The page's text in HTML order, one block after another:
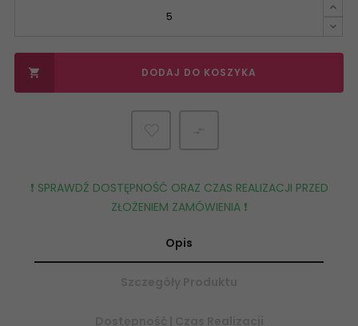
 DODAJ DO KOSZYKA
❗️ SPRAWDŹ DOSTĘPNOŚĆ ORAZ CZAS REALIZACJI PRZED
ZŁOŻENIEM ZAMÓWIENIA ❗️
Opis